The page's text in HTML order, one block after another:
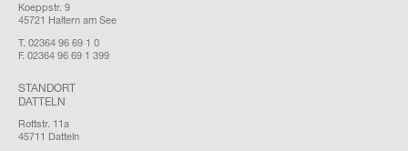
Koeppstr. 9
45721 Haltern am See
T. 02364 96 69 1 0
F. 02364 96 69 1 399
STANDORT
DATTELN
Rottstr. 11a
45711 Datteln